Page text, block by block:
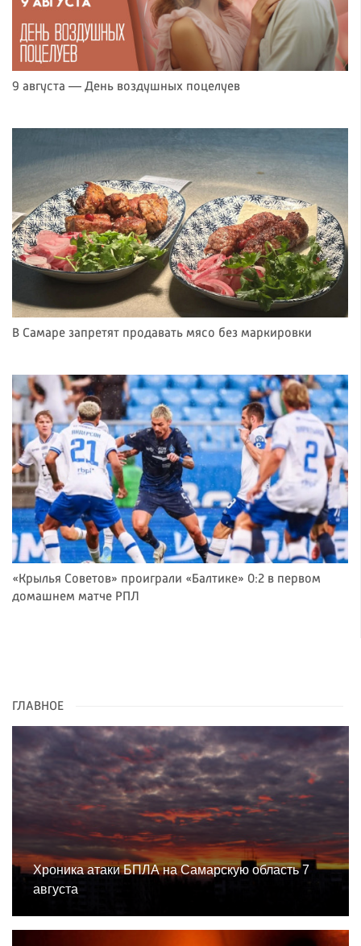
9 августа — День воздушных поцелуев
В Самаре запретят продавать мясо без маркировки
«Крылья Советов» проиграли «Балтике» 0:2 в первом
домашнем матче РПЛ
ГЛАВНОЕ
Хроника атаки БПЛА на Самарскую область 7
августа